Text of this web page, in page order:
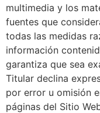
multimedia y los
fuentes que
todas las medidas
información
garantiza que sea
Titular declina
por error u omisión
páginas del Sitio